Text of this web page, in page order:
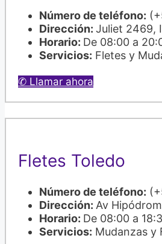
Número de teléfono:
Dirección: Juliet 2469,
Horario: De 08:00 a
Servicios: Fletes y
✆ Llamar ahora
Fletes Toledo
Número de teléfono:
Dirección: Av
Horario: De 08:00 a
Servicios: Mudanzas y